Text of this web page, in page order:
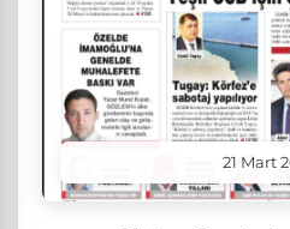
21 Mart